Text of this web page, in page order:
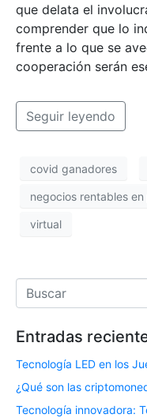
que delata el
comprender que lo
frente a lo que se
cooperación serán
Seguir leyendo
covid ganadores
negocios rentables en
virtual
Entradas
Tecnología LED en los
¿Qué son las
Tecnología innovadora: